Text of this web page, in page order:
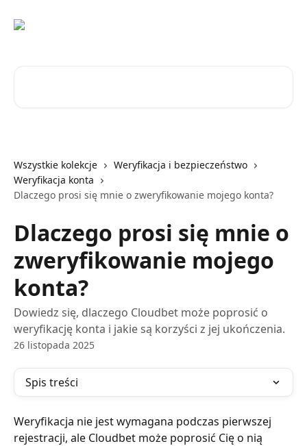
Wszystkie kolekcje
Weryfikacja i bezpieczeństwo
Weryfikacja konta
Dlaczego prosi się mnie o zweryfikowanie mojego konta?
Dlaczego prosi się mnie o
zweryfikowanie mojego
konta?
Dowiedz się, dlaczego Cloudbet może poprosić o
weryfikację konta i jakie są korzyści z jej ukończenia.
26 listopada 2025
Spis treści
Weryfikacja nie jest wymagana podczas pierwszej
rejestracji, ale Cloudbet może poprosić Cię o nią